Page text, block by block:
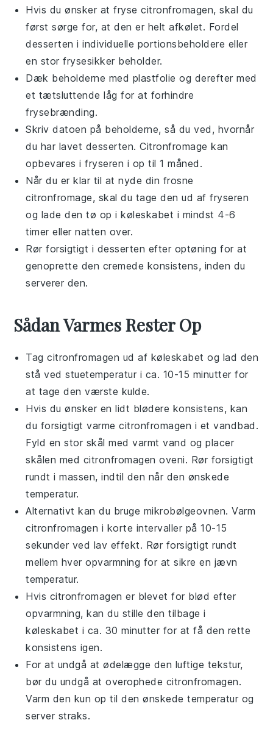
Hvis du ønsker at frysecitronfromagen, skal du
først sørge for, at den er helt afkølet. Fordel
desserten i individuelle portionsbeholdere eller
en stor frysesikker beholder.
Dæk beholderne med plastfolie og derefter med
et tætsluttende låg for at forhindre
frysebrænding.
Skriv datoen på beholderne, så du ved, hvornår
du har lavet desserten.Citronfromage kan
opbevares i fryseren i op til 1 måned.
Når du er klar til at nyde din frosne
citronfromage, skal du tage den ud af fryseren
og lade den tø op i køleskabet i mindst 4-6
timer eller natten over.
Rør forsigtigt i desserten efter optøning for at
genoprette den cremede konsistens, inden du
serverer den.
Sådan Varmes Rester Op
Tagcitronfromagen ud af køleskabet og lad den
stå ved stuetemperatur i ca. 10-15 minutter for
at tage den værste kulde.
Hvis du ønsker en lidt blødere konsistens, kan
du forsigtigt varmecitronfromagen i et vandbad.
Fyld en stor skål med varmt vand og placer
skålen med citronfromagen oveni. Rør forsigtigt
rundt i massen, indtil den når den ønskede
temperatur.
Alternativt kan du bruge mikrobølgeovnen. Varm
citronfromagen i korte intervaller på 10-15
sekunder ved lav effekt. Rør forsigtigt rundt
mellem hver opvarmning for at sikre en jævn
temperatur.
Hvis citronfromagen er blevet for blød efter
opvarmning, kan du stille den tilbage i
køleskabet i ca. 30 minutter for at få den rette
konsistens igen.
For at undgå at ødelægge den luftige tekstur,
bør du undgå at overophede citronfromagen.
Varm den kun op til den ønskede temperatur og
server straks.